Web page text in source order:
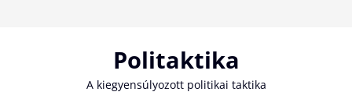
Politaktika
A kiegyensúlyozott politikai taktika